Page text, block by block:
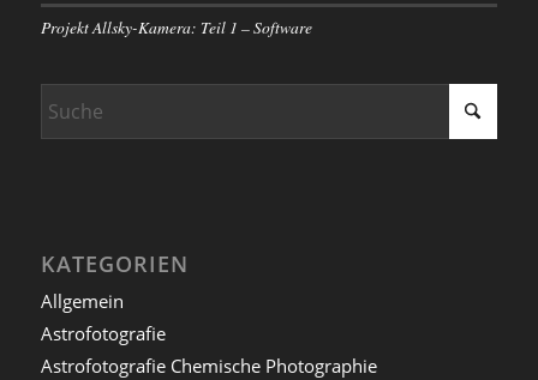
Projekt Allsky-Kamera: Teil 1 – Software
KATEGORIEN
Allgemein
Astrofotografie
Astrofotografie Chemische Photographie